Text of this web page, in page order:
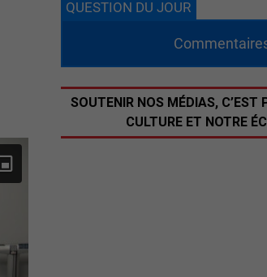
QUESTION DU JOUR
SOUTENIR NOS MÉDIAS, C’EST
CULTURE ET NOTRE